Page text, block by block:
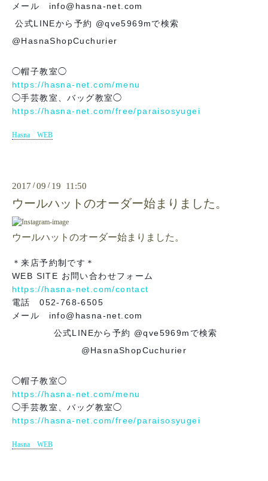
メール info@hasna-net.com
公式LINEから予約 @qve5969mで検索
@HasnaShopCuchurier
◯帽子教室◯
https://hasna-net.com/menu
◯手芸教室、バッグ教室◯
https://hasna-net.com/free/paraisosyugei
Hasna WEB
2017 /09 / 19 11:50
ウールハットのオーダー始まりました。
ウールハットのオーダー始まりました。
＊来店予約制です＊
WEB SITE お問い合わせフォーム
https://hasna-net.com/contact
電話 052-768-6505
メール info@hasna-net.com
公式LINEから予約 @qve5969mで検索
@HasnaShopCuchurier
◯帽子教室◯
https://hasna-net.com/menu
◯手芸教室、バッグ教室◯
https://hasna-net.com/free/paraisosyugei
Hasna WEB